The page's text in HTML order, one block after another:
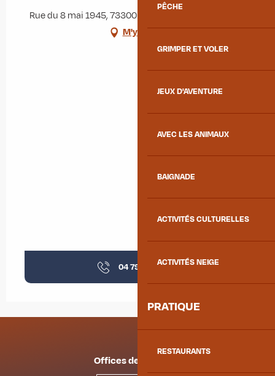
PÊCHE
GRIMPER ET VOLER
JEUX D'AVENTURE
AVEC LES ANIMAUX
BAIGNADE
ACTIVITÉS CULTURELLES
ACTIVITÉS NEIGE
PRATIQUE
RESTAURANTS
Rue du 8 mai 1945, 73300 Saint-Jean-de-Maurienne
M'y rendre
04 79 83 38▒▒
Offices de tourisme